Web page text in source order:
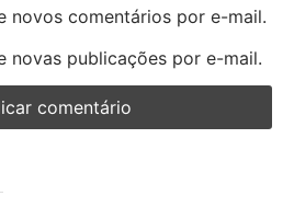
novos comentários por e-mail.
novas publicações por e-mail.